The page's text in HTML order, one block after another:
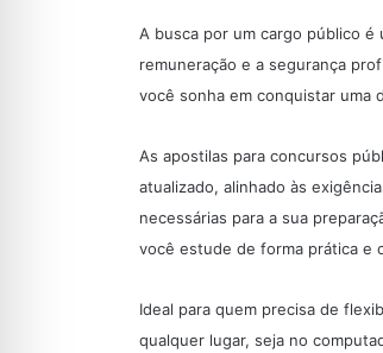
A busca por um cargo público é
remuneração e a segurança
você sonha em conquistar uma
As apostilas para concursos
atualizado, alinhado às
necessárias para a sua
você estude de forma prática e
Ideal para quem precisa de
qualquer lugar, seja no